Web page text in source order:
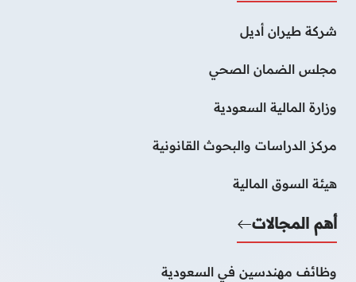
شركة طيران أديل
مجلس الضمان الصحي
وزارة المالية السعودية
مركز الدراسات والبحوث القانونية
هيئة السوق المالية
أهم المجالات
وظائف مهندسين في السعودية